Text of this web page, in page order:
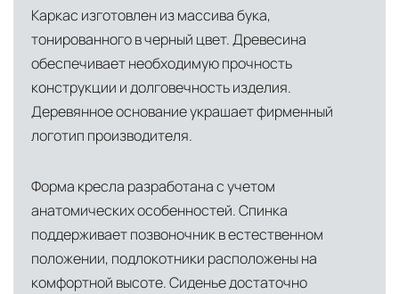
Дубай, ОАЭ— региональный центр для
Ближнего Востока и Азии
Кипр — распределительная база для
Средиземноморского региона
логистический хаб для европейского рынка
США — центр доставки для
североамериканского сегмента
Другие страны Европы— расширенная
Каркас изготовлен из массива бука,
тонированного в черный цвет. Древесина
обеспечивает необходимую прочность
конструкции и долговечность изделия.
Деревянное основание украшает фирменный
логотип производителя.
Форма кресла разработана с учетом
анатомических особенностей. Спинка
поддерживает позвоночник в естественном
положении, подлокотники расположены на
комфортной высоте. Сиденье достаточно